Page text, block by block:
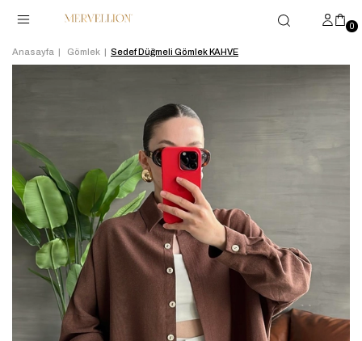
0
Anasayfa Gömlek Sedef Düğmeli Gömlek KAHVE